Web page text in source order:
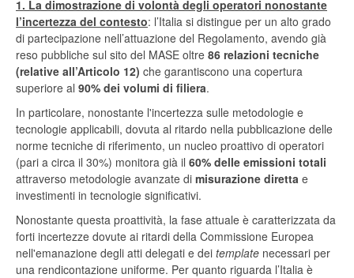
1. La dimostrazione di volontà degli operatori nonostante
l’incertezza del contesto: l’Italia si distingue per un alto grado
di partecipazione nell’attuazione del Regolamento, avendo già
reso pubbliche sul sito del MASE oltre 86 relazioni tecniche
(relative all’Articolo 12) che garantiscono una copertura
superiore al 90% dei volumi di filiera.
In particolare, nonostante l'incertezza sulle metodologie e
tecnologie applicabili, dovuta al ritardo nella pubblicazione delle
norme tecniche di riferimento, un nucleo proattivo di operatori
(pari a circa il 30%) monitora già il 60% delle emissioni totali
attraverso metodologie avanzate di misurazione diretta e
investimenti in tecnologie significativi.
Nonostante questa proattività, la fase attuale è caratterizzata da
forti incertezze dovute ai ritardi della Commissione Europea
nell'emanazione degli atti delegati e dei template necessari per
una rendicontazione uniforme. Per quanto riguarda l’Italia è